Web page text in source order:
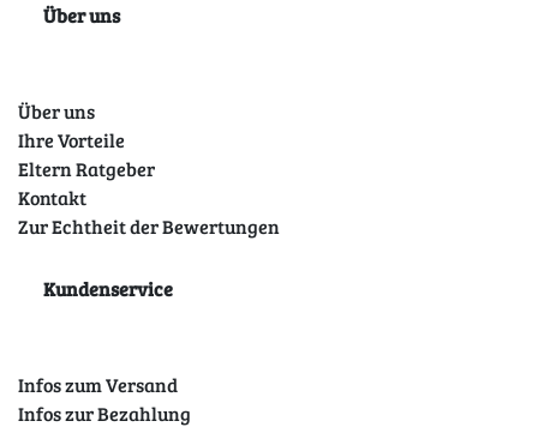
Über uns
Über uns
Ihre Vorteile
Eltern Ratgeber
Kontakt
Zur Echtheit der Bewertungen
Kundenservice
Infos zum Versand
Infos zur Bezahlung